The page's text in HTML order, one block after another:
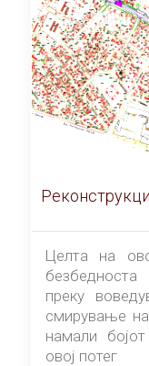
Целта на
преку
смирување
намали
овој потег